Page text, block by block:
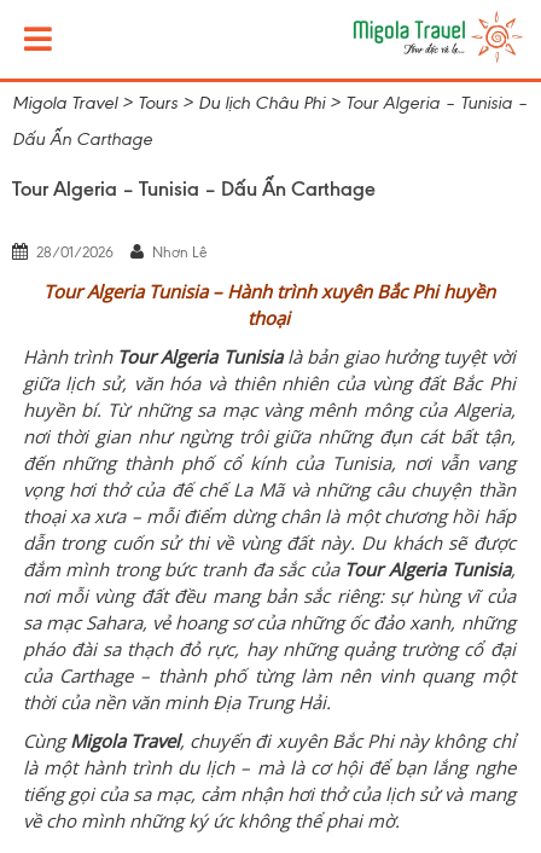
Migola Travel> Tours > Du lịch Châu Phi> Tour Algeria – Tunisia –
Dấu Ấn Carthage
Tour Algeria – Tunisia – Dấu Ấn Carthage
28/01/2026 Nhơn Lê
Tour Algeria Tunisia – Hành trình xuyên Bắc Phi huyền
thoại
Hành trình Tour Algeria Tunisialà bản giao hưởng tuyệt vời
giữa lịch sử, văn hóa và thiên nhiên của vùng đất Bắc Phi
huyền bí. Từ những sa mạc vàng mênh mông của Algeria,
nơi thời gian như ngừng trôi giữa những đụn cát bất tận,
đến những thành phố cổ kính của Tunisia, nơi vẫn vang
vọng hơi thở của đế chế La Mã và những câu chuyện thần
thoại xa xưa – mỗi điểm dừng chân là một chương hồi hấp
dẫn trong cuốn sử thi về vùng đất này. Du khách sẽ được
đắm mình trong bức tranh đa sắc của Tour Algeria Tunisia,
nơi mỗi vùng đất đều mang bản sắc riêng: sự hùng vĩ của
sa mạc Sahara, vẻ hoang sơ của những ốc đảo xanh, những
pháo đài sa thạch đỏ rực, hay những quảng trường cổ đại
của Carthage – thành phố từng làm nên vinh quang một
thời của nền văn minh Địa Trung Hải.
CùngMigola Travel, chuyến đi xuyên Bắc Phi này không chỉ
là một hành trình du lịch – mà là cơ hội để bạn lắng nghe
tiếng gọi của sa mạc, cảm nhận hơi thở của lịch sử và mang
về cho mình những ký ức không thể phai mờ.